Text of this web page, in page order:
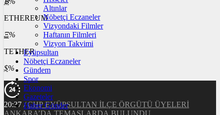
ETHEREUM
Ξ%
TETHER
$%
Altınlar
Nöbetçi Eczaneler
Vizyondaki Filmler
Haftanın Filmleri
Vizyon Takvimi
Eyüpsultan
Nöbetçi Eczaneler
Gündem
Spor
Ekonomi
Gazeteler
Haber Gönder
20:37 / CHP EYÜPSULTAN İLÇE ÖRGÜTÜ ÜYELERİ
ANKARA’DA TEMASLARDA BULUNDU